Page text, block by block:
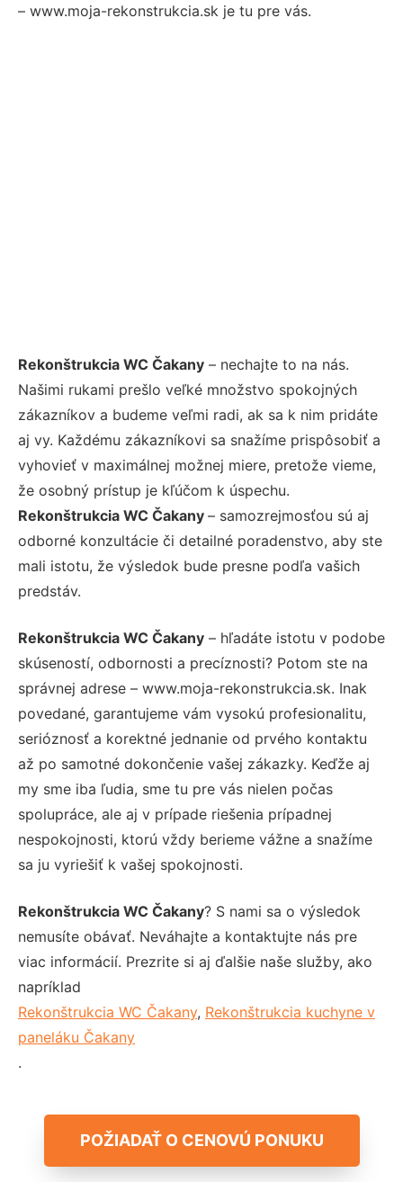
– www.moja-rekonstrukcia.sk je tu pre vás.
Rekonštrukcia WC Čakany – nechajte to na nás.
Našimi rukami prešlo veľké množstvo spokojných
zákazníkov a budeme veľmi radi, ak sa k nim pridáte
aj vy. Každému zákazníkovi sa snažíme prispôsobiť a
vyhovieť v maximálnej možnej miere, pretože vieme,
že osobný prístup je kľúčom k úspechu.
Rekonštrukcia WC Čakany – samozrejmosťou sú aj
odborné konzultácie či detailné poradenstvo, aby ste
mali istotu, že výsledok bude presne podľa vašich
predstáv.
Rekonštrukcia WC Čakany – hľadáte istotu v podobe
skúseností, odbornosti a precíznosti? Potom ste na
správnej adrese – www.moja-rekonstrukcia.sk. Inak
povedané, garantujeme vám vysokú profesionalitu,
serióznosť a korektné jednanie od prvého kontaktu
až po samotné dokončenie vašej zákazky. Keďže aj
my sme iba ľudia, sme tu pre vás nielen počas
spolupráce, ale aj v prípade riešenia prípadnej
nespokojnosti, ktorú vždy berieme vážne a snažíme
sa ju vyriešiť k vašej spokojnosti.
Rekonštrukcia WC Čakany? S nami sa o výsledok
nemusíte obávať. Neváhajte a kontaktujte nás pre
viac informácií. Prezrite si aj ďalšie naše služby, ako
napríklad
Rekonštrukcia WC Čakany, Rekonštrukcia kuchyne v
paneláku Čakany
.
POŽIADAŤ O CENOVÚ PONUKU